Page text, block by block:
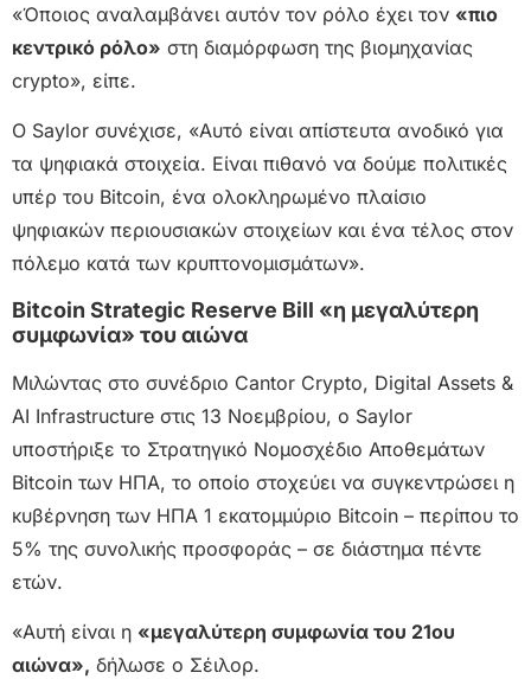
«Όποιος αναλαμβάνει αυτόν τον ρόλο έχει τον «πιο
κεντρικό ρόλο» στη διαμόρφωση της βιομηχανίας
crypto», είπε.
Ο Saylor συνέχισε, «Αυτό είναι απίστευτα ανοδικό για
τα ψηφιακά στοιχεία. Είναι πιθανό να δούμε πολιτικές
υπέρ του Bitcoin, ένα ολοκληρωμένο πλαίσιο
ψηφιακών περιουσιακών στοιχείων και ένα τέλος στον
πόλεμο κατά των κρυπτονομισμάτων».
Bitcoin Strategic Reserve Bill «η μεγαλύτερη
συμφωνία» του αιώνα
Μιλώντας στο συνέδριο Cantor Crypto, Digital Assets &
AI Infrastructure στις 13 Νοεμβρίου, ο Saylor
υποστήριξε το Στρατηγικό Νομοσχέδιο Αποθεμάτων
Bitcoin των ΗΠΑ, το οποίο στοχεύει να συγκεντρώσει η
κυβέρνηση των ΗΠΑ 1 εκατομμύριο Bitcoin – περίπου το
5% της συνολικής προσφοράς – σε διάστημα πέντε
ετών.
«Αυτή είναι η «μεγαλύτερη συμφωνία του 21ου
αιώνα», δήλωσε ο Σέιλορ.